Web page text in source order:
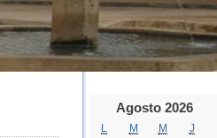
Agosto 2026
M M J